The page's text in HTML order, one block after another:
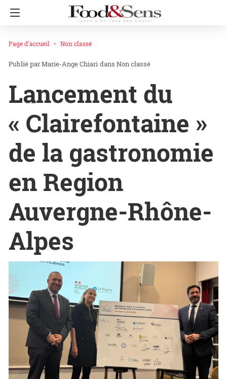
Page d'accueil Non classé
Marie-Ange Chiari dans Non classé
Lancement du
« Clairefontaine »
de la gastronomie
en Region
Auvergne-Rhône-
Alpes